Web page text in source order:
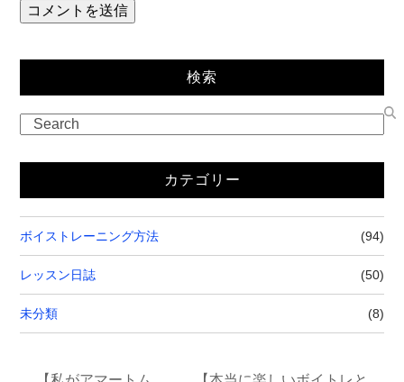
検索
カテゴリー
ボイストレーニング方法 (94)
レッスン日誌 (50)
未分類 (8)